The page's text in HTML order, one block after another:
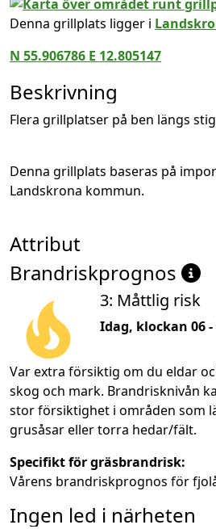
Denna grillplats ligger i
N 55.906786 E 12.805147
Beskrivning
Flera grillplatser på ben längs
Denna grillplats baseras på
Landskrona kommun.
Attribut
Brandriskprognos
3: Måttlig risk
Idag, klockan 06 -
Var extra försiktig om du eldar
skog och mark. Brandrisknivån
stor försiktighet i områden som
grusåsar eller torra hedar/fält.
Specifikt för gräsbrandrisk:
Vårens brandriskprognos för
Ingen led i närheten